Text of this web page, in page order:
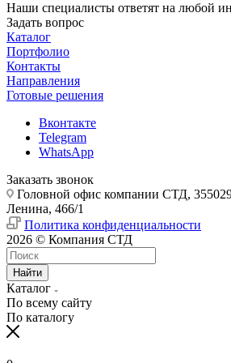
Наши специалисты ответят на любой
Задать вопрос
Каталог
Портфолио
Контакты
Направления
Готовые решения
Вконтакте
Telegram
WhatsApp
Заказать звонок
Головной офис компании СТД,
Ленина, 466/1
Политика конфиденциальности
2026 © Компания СТД
Найти
Каталог
По всему сайту
По каталогу